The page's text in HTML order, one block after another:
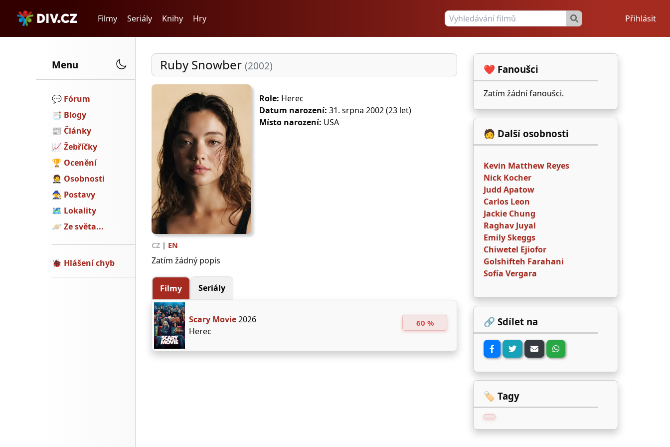
Filmy Seriály Knihy Hry Přihlásit
Menu
💬️ Fórum
📑 Blogy
📰 Články
📈 Žebříčky
🏆 Ocenění
🤵 Osobnosti
🧙 Postavy
🗺 Lokality
🪐 Ze světa...
🐞 Hlášení chyb
Ruby Snowber (2002)
Role: Herec
Datum narození: 31. srpna 2002 (23 let)
Místo narození: USA
CZ | EN
Zatím žádný popis
Filmy Seriály
Scary Movie2026
Herec
60 %
❤️ Fanoušci
Zatím žádní fanoušci.
🧑 Další osobnosti
Kevin Matthew Reyes
Nick Kocher
Judd Apatow
Carlos Leon
Jackie Chung
Raghav Juyal
Emily Skeggs
Chiwetel Ejiofor
Golshifteh Farahani
Sofía Vergara
🔗 Sdílet na
🏷️ Tagy